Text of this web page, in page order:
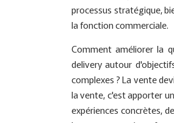
processus stratégique,
la fonction commerciale.
Comment améliorer la
delivery autour
complexes ? La vente
la vente, c'est apporter
expériences concrètes,